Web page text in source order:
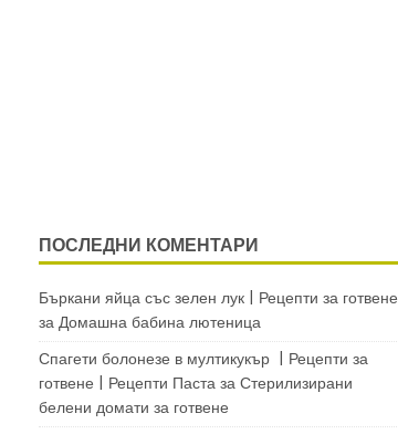
ПОСЛЕДНИ КОМЕНТАРИ
Бъркани яйца със зелен лук | Рецепти за готвене
за Домашна бабина лютеница
Спагети болонезе в мултикукър | Рецепти за
готвене | Рецепти Пастаза Стерилизирани
белени домати за готвене